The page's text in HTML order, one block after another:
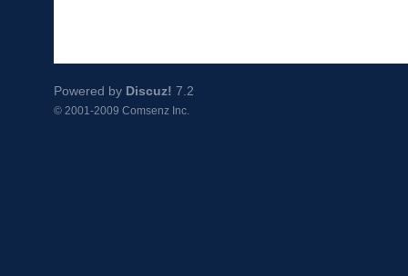
Powered by Discuz! 7.2
© 2001-2009 Comsenz Inc.